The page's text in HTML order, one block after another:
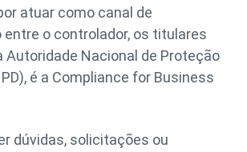
atuar como canal de
o controlador, os titulares
Autoridade Nacional de Proteção
é a Compliance for Business
dúvidas, solicitações ou